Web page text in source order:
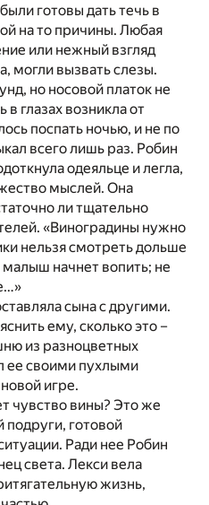
готовы дать течь в
на то причины. Любая
или нежный взгляд
могли вызвать слезы.
но носовой платок не
глазах возникла от
поспать ночью, и не по
всего лишь раз. Робин
одеяльце и легла,
мыслей. Она
ли тщательно
«Виноградины нужно
нельзя смотреть дольше
начнет вопить; не
сына с другими.
ему, сколько это –
из разноцветных
ее своими пухлыми
игре.
чувство вины? Это же
подруги, готовой
Ради нее Робин
света. Лекси вела
жизнь,